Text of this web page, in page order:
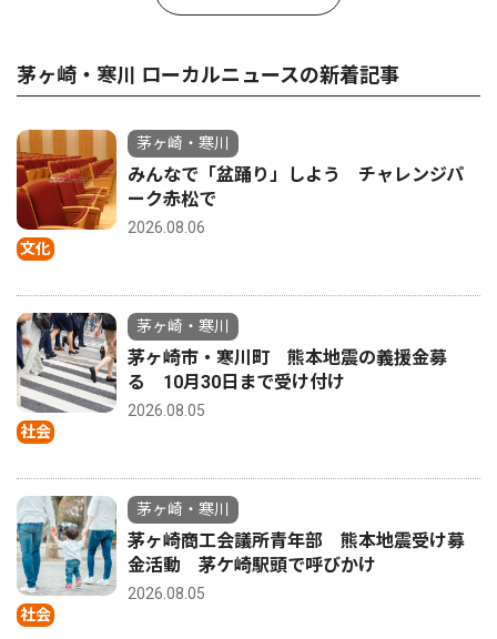
茅ヶ崎・寒川 ローカルニュースの新着記事
文化
茅ヶ崎・寒川
みんなで「盆踊り」しよう チャレンジパ
ーク赤松で
2026.08.06
社会
茅ヶ崎・寒川
茅ヶ崎市・寒川町 熊本地震の義援金募
る 10月30日まで受け付け
2026.08.05
社会
茅ヶ崎・寒川
茅ヶ崎商工会議所青年部 熊本地震受け募
金活動 茅ケ崎駅頭で呼びかけ
2026.08.05